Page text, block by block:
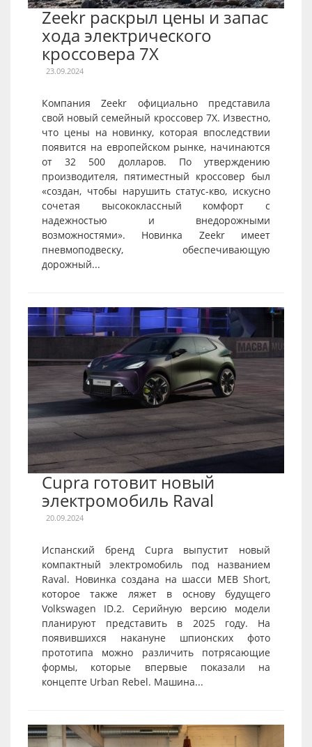
Zeekr раскрыл цены и запас
хода электрического
кроссовера 7X
23.09.2024
Компания Zeekr официально представила
свой новый семейный кроссовер 7X. Известно,
что цены на новинку, которая впоследствии
появится на европейском рынке, начинаются
от 32 500 долларов. По утверждению
производителя, пятиместный кроссовер был
«создан, чтобы нарушить статус-кво, искусно
сочетая высококлассный комфорт с
надежностью и внедорожными
возможностями». Новинка Zeekr имеет
пневмоподвеску, обеспечивающую
дорожный...
Cupra готовит новый
электромобиль Raval
20.09.2024
Испанский бренд Cupra выпустит новый
компактный электромобиль под названием
Raval. Новинка создана на шасси MEB Short,
которое также ляжет в основу будущего
Volkswagen ID.2. Серийную версию модели
планируют представить в 2025 году. На
появившихся накануне шпионских фото
прототипа можно различить потрясающие
формы, которые впервые показали на
концепте Urban Rebel. Машина...